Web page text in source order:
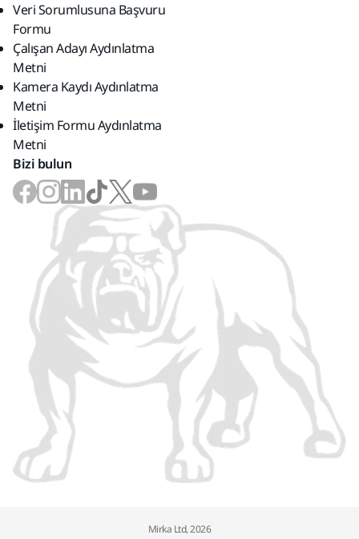
Veri Sorumlusuna Başvuru
Formu
Çalışan Adayı Aydınlatma
Metni
Kamera Kaydı Aydınlatma
Metni
İletişim Formu Aydınlatma
Metni
Bizi bulun
Mirka Ltd, 2026